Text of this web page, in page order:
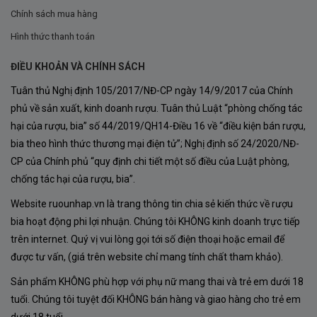
Trải nghiệm và khám phá Rượu Vang Famiglia Rocca
Primitivo Susumaniello, một biểu tượng của văn hóa và
truyền thống sản xuất rượu vang Ý tại Puglia. Đừng bỏ
lỡ cơ hội sở hữu một trong những chai vang tuyệt vời
Chính sách mua hàng
Hình thức thanh toán
ĐIỀU KHOẢN VÀ CHÍNH SÁCH
Tuân thủ Nghị định 105/2017/NĐ-CP ngày 14/9/2017 của Chính
phủ về sản xuất, kinh doanh rượu. Tuân thủ Luật “phòng chống tác
hại của rượu, bia” số 44/2019/QH14-Điều 16 về “điều kiện bán rượu,
bia theo hình thức thương mại điện tử”; Nghị định số 24/2020/NĐ-
CP của Chính phủ “quy định chi tiết một số điều của Luật phòng,
chống tác hại của rượu, bia”.
Website ruounhap.vn là trang thông tin chia sẻ kiến thức về rượu
bia hoạt động phi lợi nhuận. Chúng tôi KHÔNG kinh doanh trực tiếp
trên internet. Quý vị vui lòng gọi tới số điện thoại hoặc email để
được tư vấn, (giá trên website chỉ mang tính chất tham khảo).
Sản phẩm KHÔNG phù hợp với phụ nữ mang thai và trẻ em dưới 18
tuổi. Chúng tôi tuyệt đối KHÔNG bán hàng và giao hàng cho trẻ em